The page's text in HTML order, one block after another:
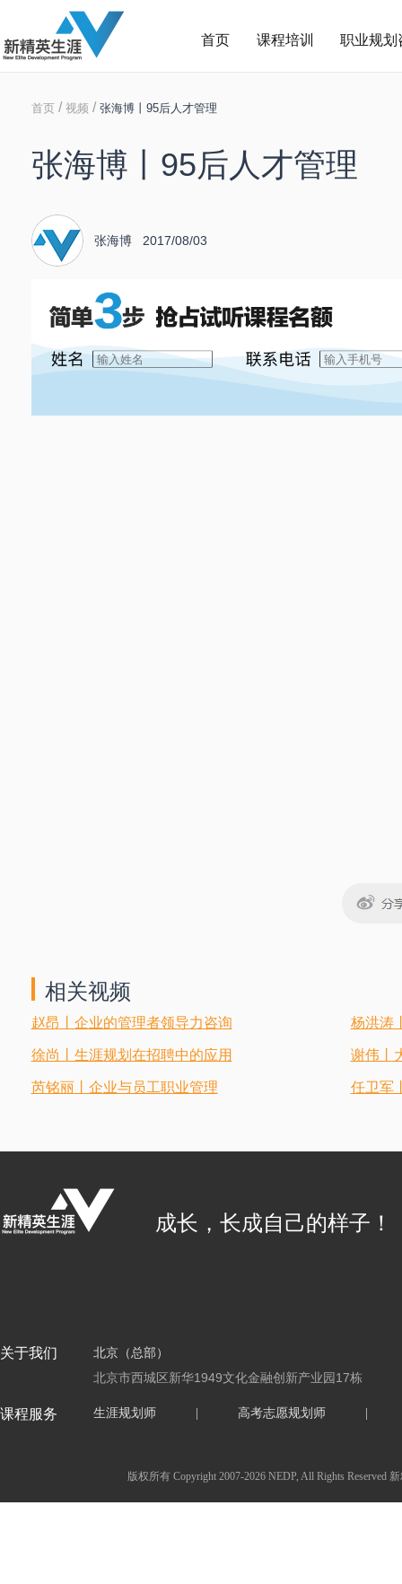
首页 课程培训 职业规划
首页/ 视频 / 张海博丨95后人才管理
张海博丨95后人才管理
张海博 2017/08/03
相关视频
赵昂丨企业的管理者领导力咨询 杨洪涛
徐尚丨生涯规划在招聘中的应用 谢伟丨
芮铭丽丨企业与员工职业管理 任卫军
成长，长成自己的样子！
关于我们
北京（总部）
北京市西城区新华1949文化金融创新产业园17栋
课程服务 生涯规划师 | 高考志愿规划师 |
版权所有 Copyright 2007-2026 NEDP, All Rights